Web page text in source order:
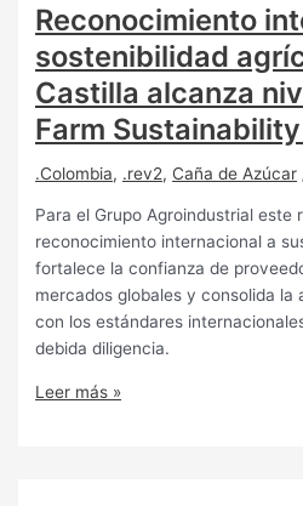
Reconocimiento
sostenibilidad
Castilla alcanza
Farm
.Colombia, .rev2, Caña de Azúcar
Para el Grupo Agroindustrial este
reconocimiento internacional a
fortalece la confianza de
mercados globales y consolida la
con los estándares
debida diligencia.
Leer más »